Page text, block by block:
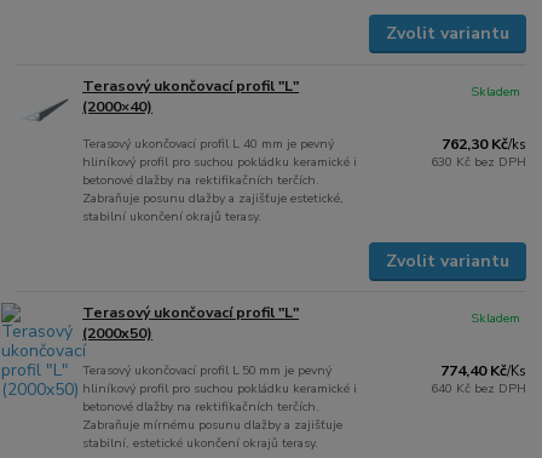
Zvolit variantu
Terasový ukončovací profil "L"
(2000×40)
Terasový ukončovací profil L 40 mm je pevný
hliníkový profil pro suchou pokládku keramické i
betonové dlažby na rektifikačních terčích.
Zabraňuje posunu dlažby a zajišťuje estetické,
stabilní ukončení okrajů terasy.
762,30 Kč/ks
630 Kč bez DPH
Skladem
Zvolit variantu
Terasový ukončovací profil "L"
(2000x50)
Terasový ukončovací profil L 50 mm je pevný
hliníkový profil pro suchou pokládku keramické i
betonové dlažby na rektifikačních terčích.
Zabraňuje mírnému posunu dlažby a zajišťuje
stabilní, estetické ukončení okrajů terasy.
774,40 Kč/Ks
640 Kč bez DPH
Skladem